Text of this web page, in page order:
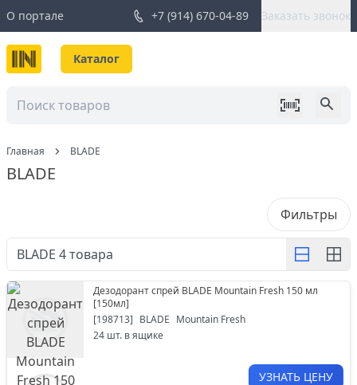
О портале +7 (914) 670-04-89 Заказать звонок
Каталог
Главная BLADE
BLADE
Фильтры
BLADE 4товара
Дезодорант спрей BLADE Mountain Fresh 150 мл
[150мл]
[198713] BLADE Mountain Fresh
24 шт. в ящике
УЗНАТЬ ЦЕНУ